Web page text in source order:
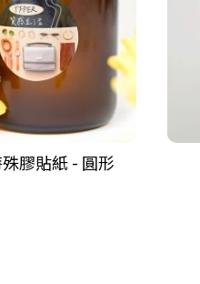
膠貼紙 - 圓形